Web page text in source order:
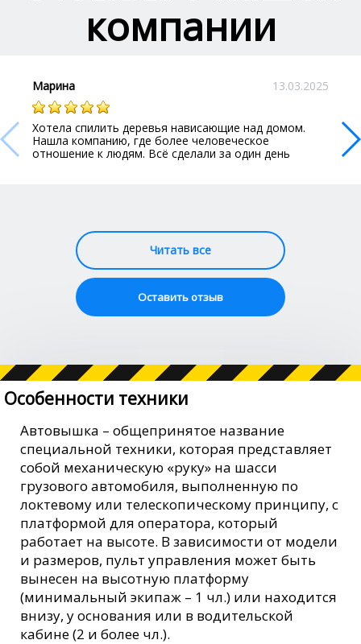
компании
13.03.2025
Марина
Хотела спилить деревья нависающие над домом.
Нашла компанию, где более человеческое
отношение к людям. Всё сделали за один день
Читать все
Оставить отзыв
Особенности техники
Автовышка – общепринятое название
специальной техники, которая представляет
собой механическую «руку» на шасси
грузового автомобиля, выполненную по
локтевому или телескопическому принципу, с
платформой для оператора, который
работает на высоте. В зависимости от модели
и размеров, пульт управления может быть
вынесен на высотную платформу
(минимальный экипаж – 1 чл.) или находится
внизу, у основания или в водительской
кабине (2 и более чл.).